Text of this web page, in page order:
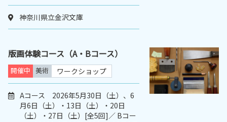
神奈川県立金沢文庫
版画体験コース（A・Bコース）
開催中 美術 ワークショップ
Aコース 2026年5月30日（土）、6
月6日（土）・13日（土）・20日
（土）・27日（土）[全5回]／ Bコー